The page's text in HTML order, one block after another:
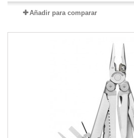
Añadir para comparar